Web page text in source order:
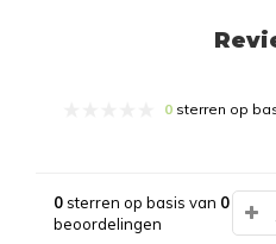
0 sterren op
0sterren op basis van 0
beoordelingen